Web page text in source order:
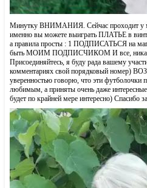
Минутку ВНИМАНИЯ. Сейчас проходит у
именно вы можете выиграть ПЛАТЬЕ в
а правила просты : 1 ПОДПИСАТЬСЯ на
быть МОИМ ПОДПИСЧИКОМ И все,
Присоединяйтесь, я буду рада вашему
комментариях свой порядковый
уверенностью говорю, что эти футболочки
любимым, а приняты очень даже
будет по крайней мере интересно) Спасибо